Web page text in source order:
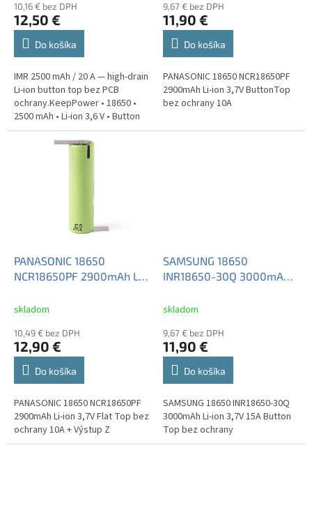
10,16 € bez DPH
12,50 €
Do košíka
IMR 2500 mAh / 20 A — high-drain
Li-ion button top bez PCB
ochrany.KeepPower • 18650 •
2500 mAh • Li-ion 3,6 V • Button
top • 20 A
9,67 € bez DPH
11,90 €
Do košíka
PANASONIC 18650 NCR18650PF
2900mAh Li-ion 3,7V ButtonTop
bez ochrany 10A
PANASONIC 18650
NCR18650PF 2900mAh Li-
ochrany 10A + Výstup Z
skladom
10,49 € bez DPH
12,90 €
Do košíka
PANASONIC 18650 NCR18650PF
2900mAh Li-ion 3,7V Flat Top bez
ochrany 10A + Výstup Z
SAMSUNG 18650
INR18650-30Q 3000mAh
bez ochrany
skladom
9,67 € bez DPH
11,90 €
Do košíka
SAMSUNG 18650 INR18650-30Q
3000mAh Li-ion 3,7V 15A Button
Top bez ochrany